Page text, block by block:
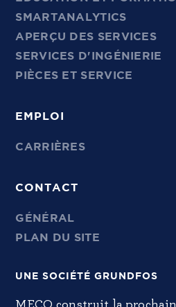
SMARTANALYTICS
APERÇU DES SERVICES
SERVICES D'INGÉNIERIE
PIÈCES ET SERVICE
EMPLOI
CARRIÈRES
CONTACT
GÉNÉRAL
PLAN DU SITE
UNE SOCIÉTÉ GRUNDFOS